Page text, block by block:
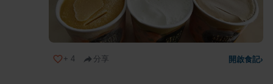
+ 4 分享 開啟食記›